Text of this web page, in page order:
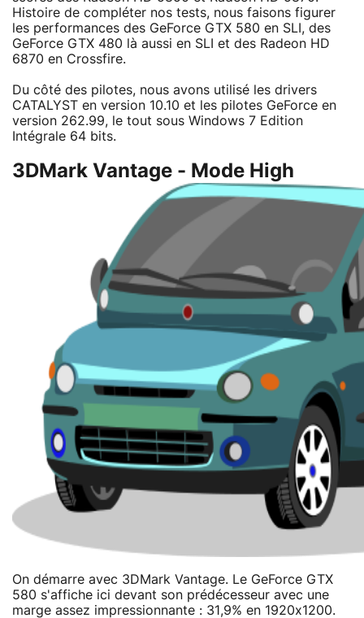
Histoire de compléter nos tests, nous faisons figurer
les performances des GeForce GTX 580 en SLI, des
GeForce GTX 480 là aussi en SLI et des Radeon HD
6870 en Crossfire.
Du côté des pilotes, nous avons utilisé les drivers
CATALYST en version 10.10 et les pilotes GeForce en
version 262.99, le tout sous Windows 7 Edition
Intégrale 64 bits.
3DMark Vantage - Mode High
On démarre avec 3DMark Vantage. Le GeForce GTX
580 s'affiche ici devant son prédécesseur avec une
marge assez impressionnante : 31,9% en 1920x1200.